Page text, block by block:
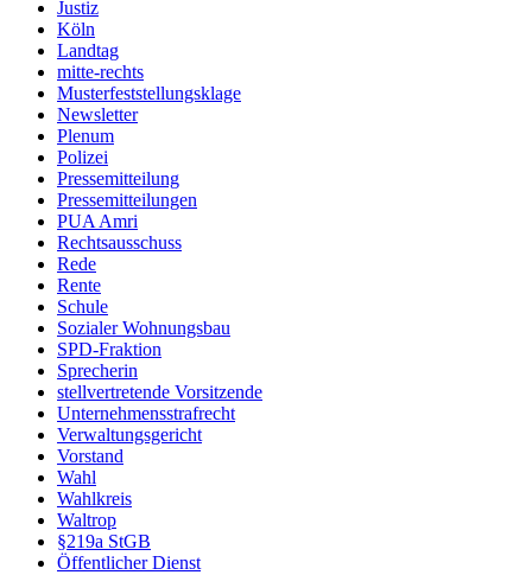
Justiz
Köln
Landtag
mitte-rechts
Musterfeststellungsklage
Newsletter
Plenum
Polizei
Pressemitteilung
Pressemitteilungen
PUA Amri
Rechtsausschuss
Rede
Rente
Schule
Sozialer Wohnungsbau
SPD-Fraktion
Sprecherin
stellvertretende Vorsitzende
Unternehmensstrafrecht
Verwaltungsgericht
Vorstand
Wahl
Wahlkreis
Waltrop
§219a StGB
Öffentlicher Dienst